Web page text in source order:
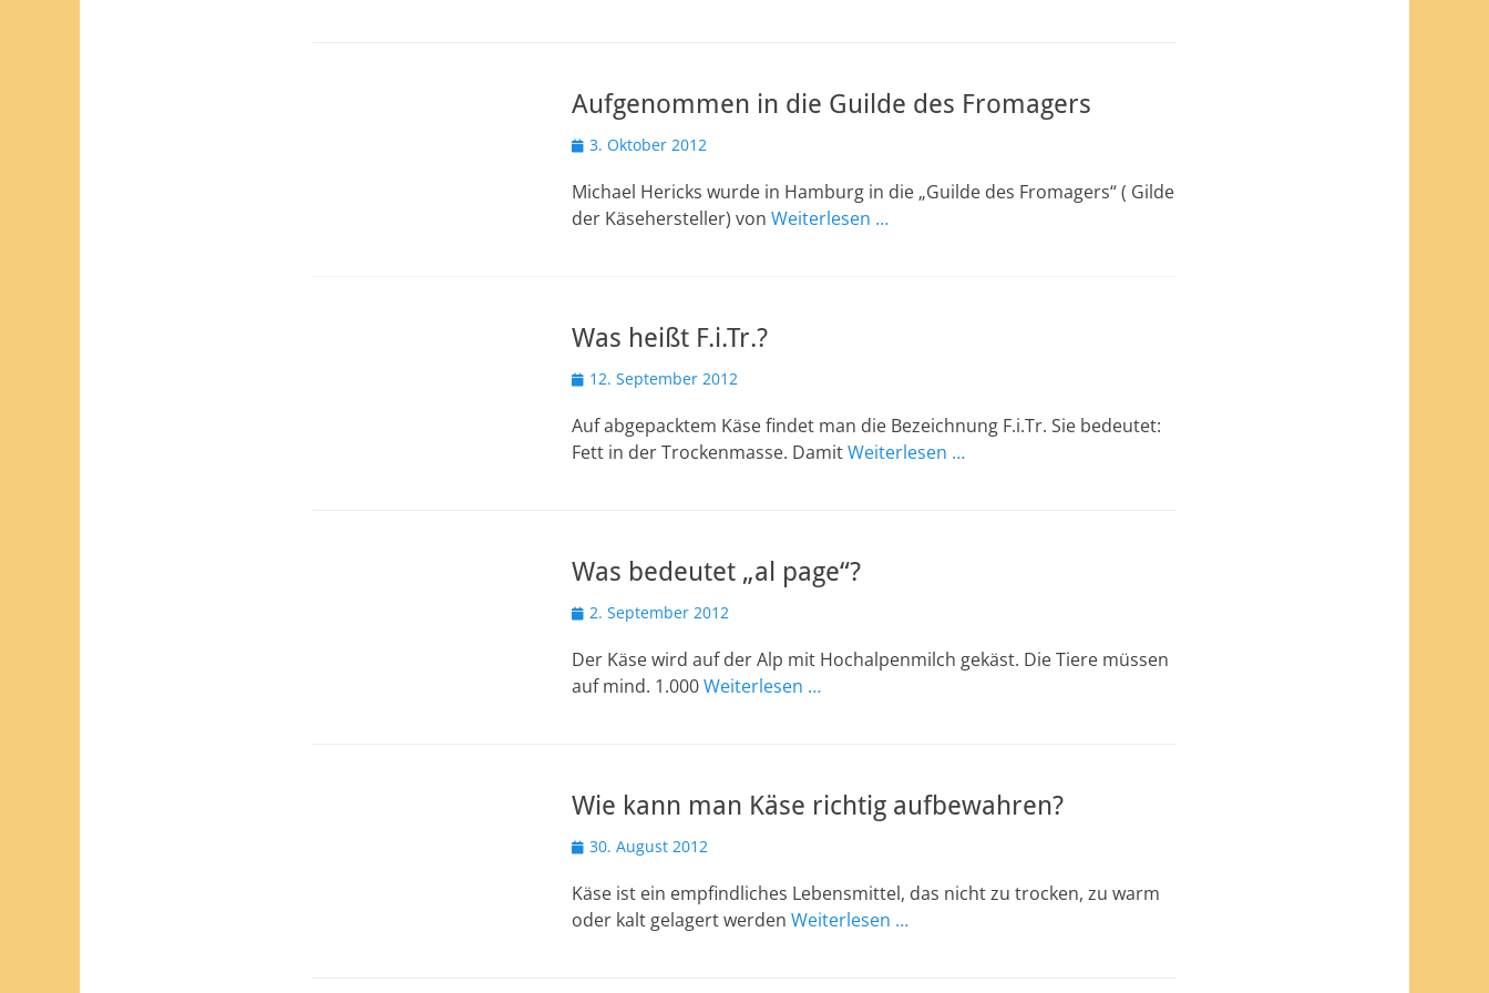
Aufgenommen in die Guilde des Fromagers
Veröffentlicht
3. Oktober 2012
Michael Hericks wurde in Hamburg in die „Guilde des Fromagers“ ( Gilde
der Käsehersteller) von Weiterlesen …
Was heißt F.i.Tr.?
Veröffentlicht
12. September 2012
Auf abgepacktem Käse findet man die Bezeichnung F.i.Tr. Sie bedeutet:
Fett in der Trockenmasse. DamitWeiterlesen …
Was bedeutet „al page“?
Veröffentlicht
2. September 2012
Der Käse wird auf der Alp mit Hochalpenmilch gekäst. Die Tiere müssen
auf mind. 1.000Weiterlesen …
Wie kann man Käse richtig aufbewahren?
Veröffentlicht
30. August 2012
Käse ist ein empfindliches Lebensmittel, das nicht zu trocken, zu warm
oder kalt gelagert werden Weiterlesen …